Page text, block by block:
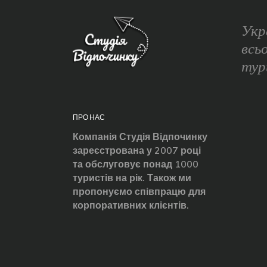
ПРО НАС
Компанія Студія Відпочинку
зареєстрована у 2007 році
та обслуговує понад 1000
туристів на рік. Також ми
пропонуємо співпрацю для
корпоративних клієнтів.